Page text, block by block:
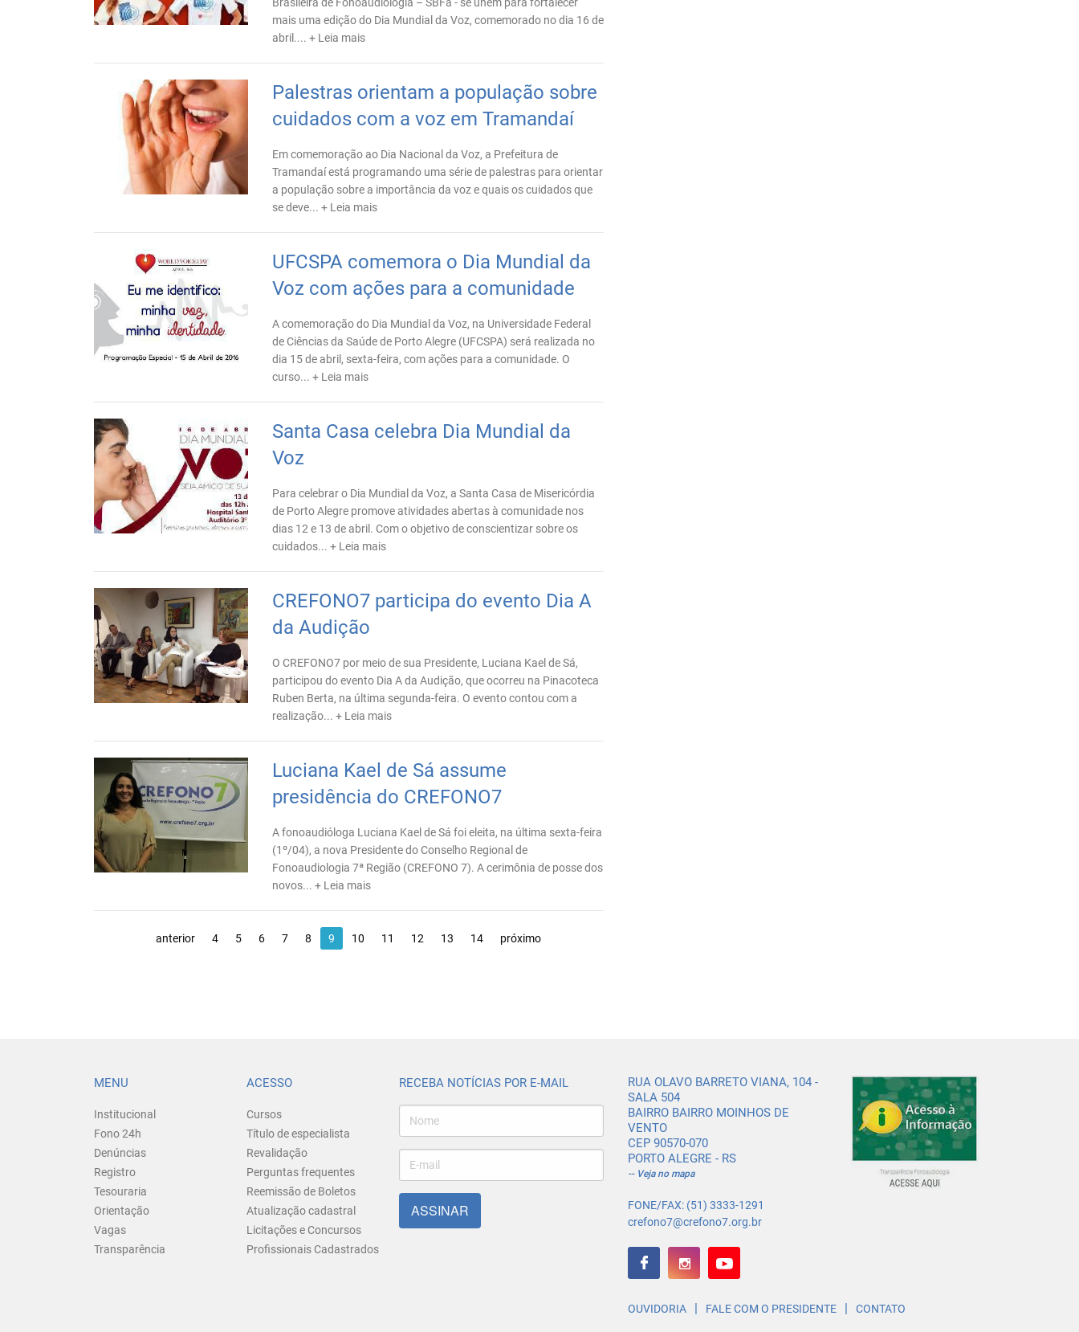
mais uma edição do Dia Mundial da Voz, comemorado no dia 16 de
abril.... + Leia mais
Palestras orientam a população sobre
cuidados com a voz em Tramandaí
Em comemoração ao Dia Nacional da Voz, a Prefeitura de
Tramandaí está programando uma série de palestras para orientar
a população sobre a importância da voz e quais os cuidados que
se deve... + Leia mais
UFCSPA comemora o Dia Mundial da
Voz com ações para a comunidade
A comemoração do Dia Mundial da Voz, na Universidade Federal
de Ciências da Saúde de Porto Alegre (UFCSPA) será realizada no
dia 15 de abril, sexta-feira, com ações para a comunidade. O
curso... + Leia mais
Santa Casa celebra Dia Mundial da
Voz
Para celebrar o Dia Mundial da Voz, a Santa Casa de Misericórdia
de Porto Alegre promove atividades abertas à comunidade nos
dias 12 e 13 de abril. Com o objetivo de conscientizar sobre os
cuidados... + Leia mais
CREFONO7 participa do evento Dia A
da Audição
O CREFONO7 por meio de sua Presidente, Luciana Kael de Sá,
participou do evento Dia A da Audição, que ocorreu na Pinacoteca
Ruben Berta, na última segunda-feira. O evento contou com a
realização... + Leia mais
Luciana Kael de Sá assume
presidência do CREFONO7
A fonoaudióloga Luciana Kael de Sá foi eleita, na última sexta-feira
(1º/04), a nova Presidente do Conselho Regional de
Fonoaudiologia 7ª Região (CREFONO 7). A cerimônia de posse dos
novos... + Leia mais
anterior 4 5 6 7 8 9 10 11 12 13 14 próximo
MENU
Institucional
Fono 24h
Denúncias
Registro
Tesouraria
Orientação
Vagas
Transparência
ACESSO
Cursos
Título de especialista
Revalidação
Perguntas frequentes
Reemissão de Boletos
Atualização cadastral
Licitações e Concursos
Profissionais Cadastrados
RECEBA NOTÍCIAS POR E-MAIL
ASSINAR
RUA OLAVO BARRETO VIANA, 104 -
SALA 504
BAIRRO BAIRRO MOINHOS DE
VENTO
CEP 90570-070
PORTO ALEGRE - RS
-- Veja no mapa
FONE/FAX: (51) 3333-1291
crefono7@crefono7.org.br
OUVIDORIA | FALE COM O PRESIDENTE | CONTATO